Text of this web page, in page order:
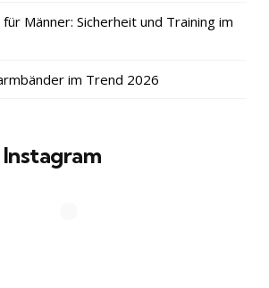
Männer: Sicherheit und Training im
im Trend 2026